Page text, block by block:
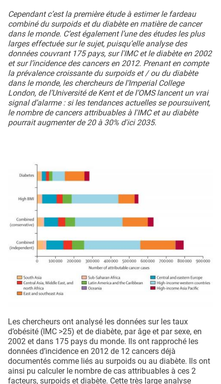
Cependant c’est la première étude à estimer le fardeau
combiné du surpoids et du diabète en matière de cancer
dans le monde. C’est également l’une des études les plus
larges effectuée sur le sujet, puisqu’elle analyse des
données couvrant 175 pays, sur l'IMC et le diabète en 2002
et sur l’incidence des cancers en 2012. Prenant en compte
la prévalence croissante du surpoids et / ou du diabète
dans le monde, les chercheurs de l’Imperial College
London, de l’Université de Kent et de l’OMS lancent un vrai
signal d’alarme : si les tendances actuelles se poursuivent,
le nombre de cancers attribuables à l'IMC et au diabète
pourrait augmenter de 20 à 30% d'ici 2035.
Les chercheurs ont analysé les données sur les taux
d’obésité (IMC >25) et de diabète, par âge et par sexe, en
2002 et dans 175 pays du monde. Ils ont rapproché les
données d’incidence en 2012 de 12 cancers déjà
documentés comme liés au surpoids ou au diabète. Ils ont
ainsi pu calculer le nombre de cas attribuables à ces 2
facteurs, surpoids et diabète. Cette très large analyse